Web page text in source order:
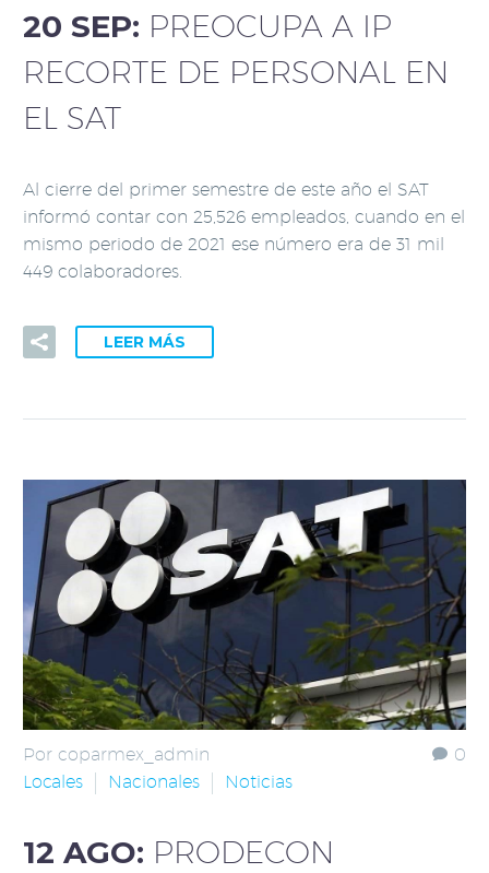
20 SEP: PREOCUPA A IP
RECORTE DE PERSONAL EN
EL SAT
Al cierre del primer semestre de este año el SAT
informó contar con 25,526 empleados, cuando en el
mismo periodo de 2021 ese número era de 31 mil
449 colaboradores.
LEER MÁS
0
Por coparmex_admin
Locales
Nacionales Noticias
12 AGO: PRODECON